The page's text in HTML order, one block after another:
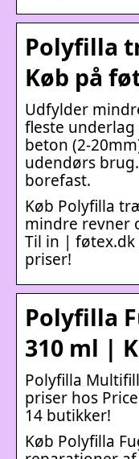
Polyfilla
Køb på
Udfylder
fleste
beton (2-
udendørs
borefast.
Køb Polyfilla
mindre revner
Til in | føtex.dk
priser!
Polyfilla
310 ml |
Polyfilla
priser hos
14 butikker!
Køb Polyfilla